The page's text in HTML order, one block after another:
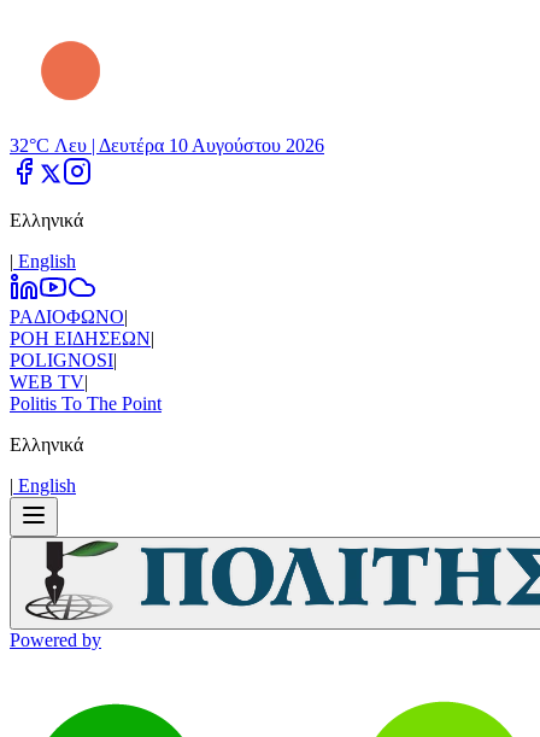
32°C Λευ | Δευτέρα 10 Αυγούστου 2026
Ελληνικά
| Εnglish
ΡΑΔΙΟΦΩΝΟ|
ΡΟΗ ΕΙΔΗΣΕΩΝ|
POLIGNOSI|
WEB TV|
Politis To The Point
Ελληνικά
| Εnglish
Powered by